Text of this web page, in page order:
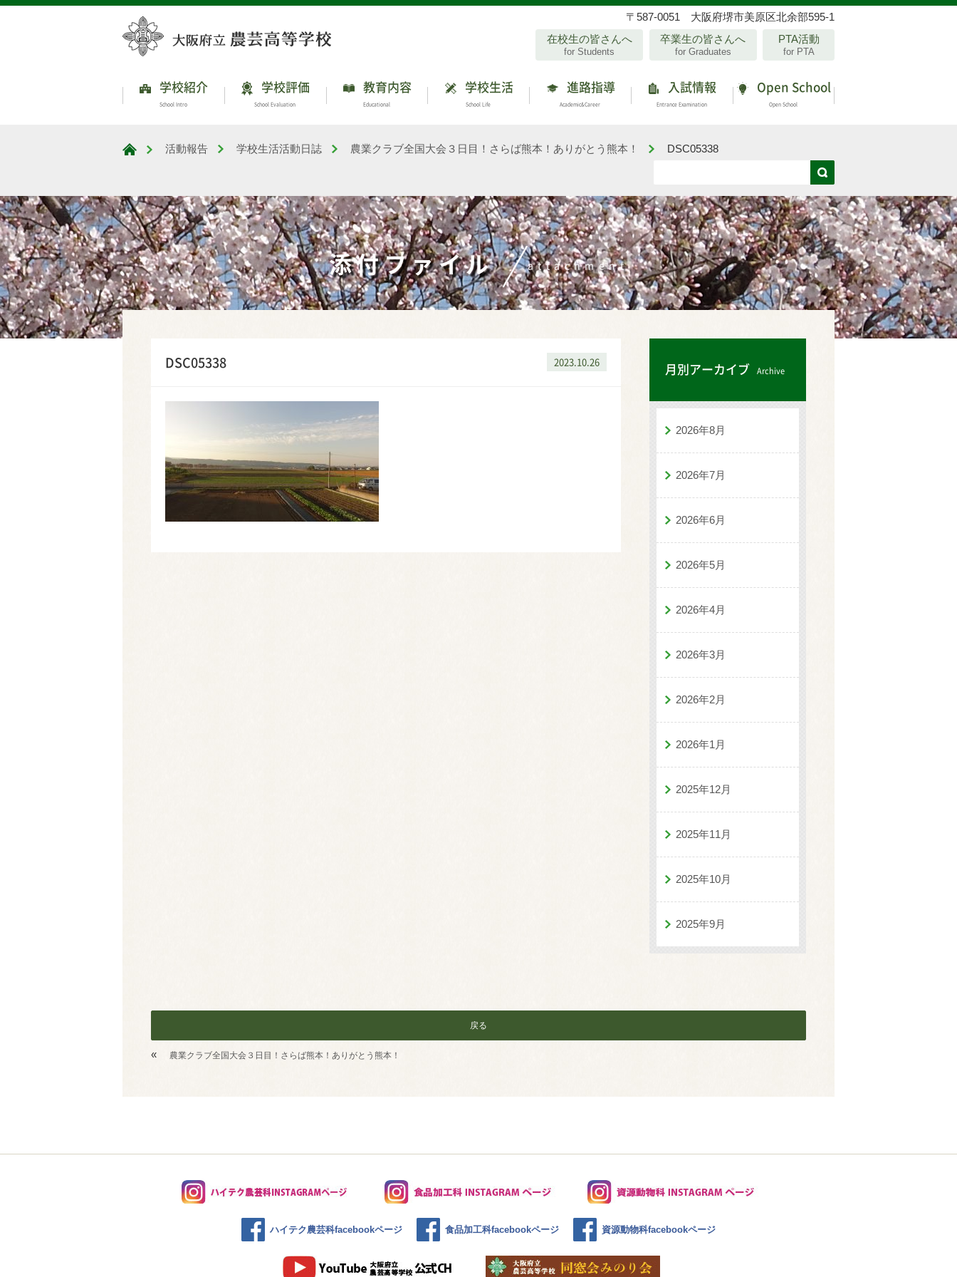
〒587-0051 大阪府堺市美原区北余部595-1
在校生の皆さんへ
for Students
卒業生の皆さんへ
for Graduates
PTA活動
for PTA
学校紹介
School Intro
学校評価
School Evaluation
教育内容
Educational
学校生活
School Life
進路指導
Academic&Career
入試情報
Entrance Examination
Open School
Open School
大阪府立農芸高等学校
活動報告 学校生活活動日誌 農業クラブ全国大会３日目！さらば熊本！ありがとう熊本！ DSC05338
添付ファイル attachment
2023.10.26
DSC05338 月別アーカイブ Archive
2026年8月
2026年7月
2026年6月
2026年5月
2026年4月
2026年3月
2026年2月
2026年1月
2025年12月
2025年11月
2025年10月
2025年9月
戻る
« 農業クラブ全国大会３日目！さらば熊本！ありがとう熊本！
ハイテク農芸科facebookページ 食品加工科facebookページ 資源動物科facebookページ